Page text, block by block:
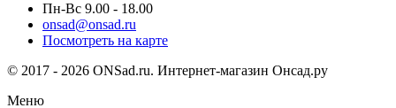
Пн-Вс 9.00 - 18.00
onsad@onsad.ru
Посмотреть на карте
© 2017 - 2026 ONSad.ru. Интернет-магазин Онсад.ру
Меню